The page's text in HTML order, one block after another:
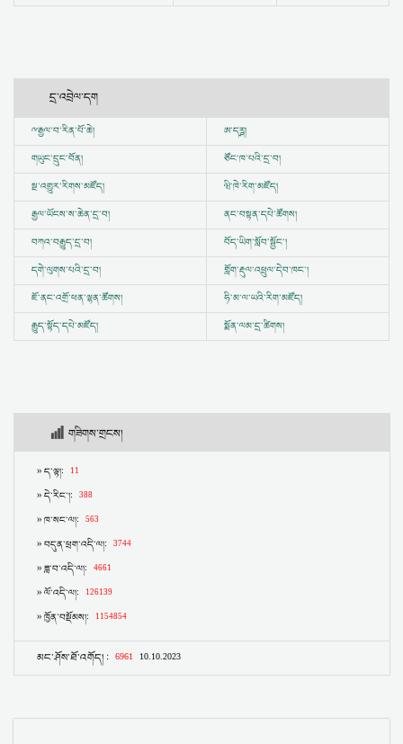
དྲ་འབྲེལ་དག
ྋརྒྱལ་བ་རིན་པོ་ཆེ།
ཨ་དཪྴ།
གཡུང་དྲུང་བོན།
ཙོང་ཁ་པའི་དྲ་བ།
སྔ་འགྱུར་རིགས་མཛོད།
ཝི་ཁེ་རིག་མཛོད།
རྒྱལ་ཡོངས་ས་ཆེན་དྲ་བ།
ནང་བསྟན་དཔེ་ཚོགས།
བཀའ་བརྒྱུད་དྲ་བ།
བོད་ཡིག་སློབ་སྦྱོང་།
དགེ་ལུགས་པའི་དྲ་བ།
གློག་རྡུལ་འཕྲུལ་དེབ་ཁང་།
ཇོ་ནང་འགྲོ་ཕན་ལྷན་ཚོགས།
ཧི་མ་ལ་ཡའི་རིག་མཛོད།
རྒྱུད་སྟོད་དཔེ་མཛོད།
སྨོན་ལམ་དྲ་ཚིགས།